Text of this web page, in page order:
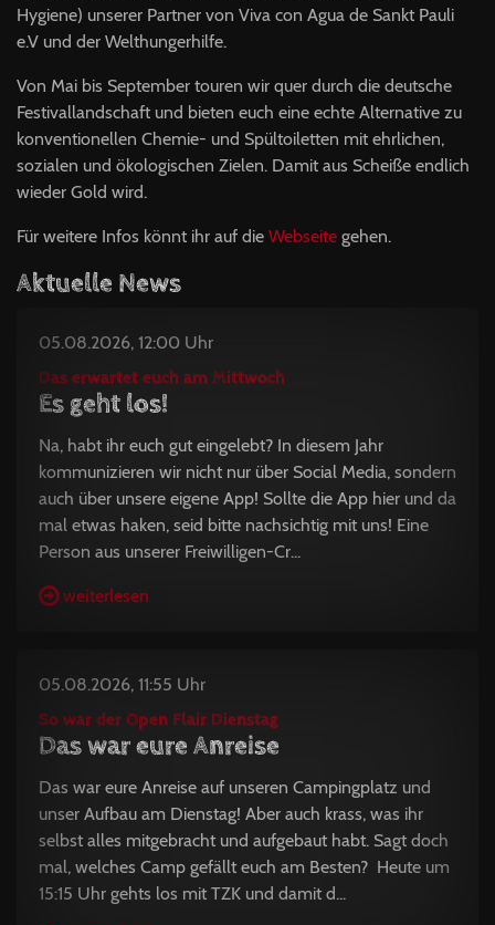
Hygiene) unserer Partner von Viva con Agua de Sankt Pauli
e.V und der Welthungerhilfe.
Von Mai bis September touren wir quer durch die deutsche
Festivallandschaft und bieten euch eine echte Alternative zu
konventionellen Chemie- und Spültoiletten mit ehrlichen,
sozialen und ökologischen Zielen. Damit aus Scheiße endlich
wieder Gold wird.
Für weitere Infos könnt ihr auf die Webseite gehen.
Aktuelle News
05.08.2026, 12:00 Uhr
Das erwartet euch am Mittwoch
Es geht los!
Na, habt ihr euch gut eingelebt? In diesem Jahr
kommunizieren wir nicht nur über Social Media, sondern
auch über unsere eigene App! Sollte die App hier und da
mal etwas haken, seid bitte nachsichtig mit uns! Eine
Person aus unserer Freiwilligen-Cr...
weiterlesen
05.08.2026, 11:55 Uhr
So war der Open Flair Dienstag
Das war eure Anreise
Das war eure Anreise auf unseren Campingplatz und
unser Aufbau am Dienstag! Aber auch krass, was ihr
selbst alles mitgebracht und aufgebaut habt. Sagt doch
mal, welches Camp gefällt euch am Besten? Heute um
15:15 Uhr gehts los mit TZK und damit d...